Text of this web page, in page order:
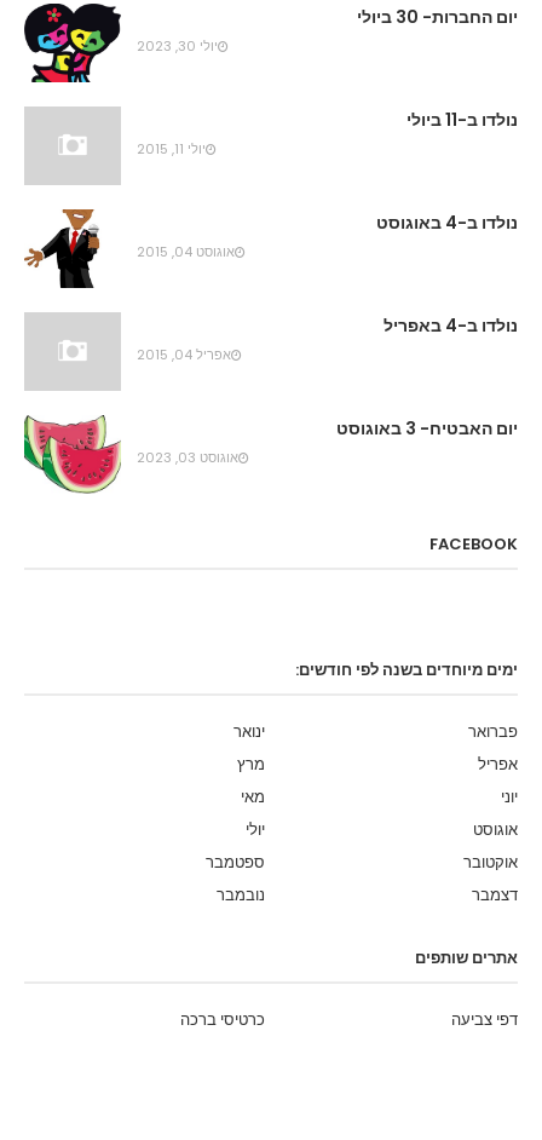
יום החברות- 30 ביולי
יולי 30, 2023
נולדו ב-11 ביולי
יולי 11, 2015
נולדו ב-4 באוגוסט
אוגוסט 04, 2015
נולדו ב-4 באפריל
אפריל 04, 2015
יום האבטיח- 3 באוגוסט
אוגוסט 03, 2023
FACEBOOK
ימים מיוחדים בשנה לפי חודשים:
ינואר
פברואר
מרץ
אפריל
מאי
יוני
יולי
אוגוסט
ספטמבר
אוקטובר
נובמבר
דצמבר
אתרים שותפים
כרטיסי ברכה דפי צביעה